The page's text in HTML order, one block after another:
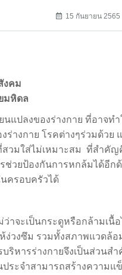
15 กันยายน 2565
งคม
มหิดล
ปลงของร่างกาย ที่อาจทำ
างกาย โรคต่างๆร่วมด้วย
สวมใส่ไม่เหมาะสม ที่สำคั
ช่วยป้องกันการหกล้มได้อีก
ครอบครัวได้
จะเป็นกระดูหรือกล้ามเนื้
วงซึม รวมทั้งสภาพแวดล้อ
ริหารร่างกายจึงเป็นส่วนส
ระจำสามารถสร้างความแ